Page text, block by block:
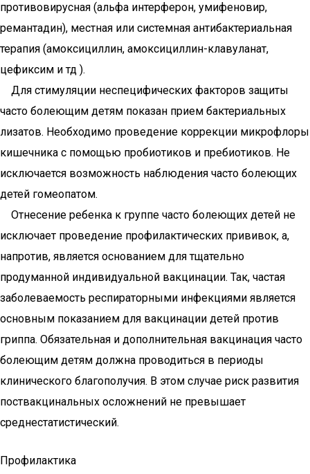
противовирусная (альфа интерферон, умифеновир,
ремантадин), местная или системная антибактериальная
терапия (амоксициллин, амоксициллин-клавуланат,
цефиксим и тд ).
Для стимуляции неспецифических факторов защиты
часто болеющим детям показан прием бактериальных
лизатов. Необходимо проведение коррекции микрофлоры
кишечника с помощью пробиотиков и пребиотиков. Не
исключается возможность наблюдения часто болеющих
детей гомеопатом.
Отнесение ребенка к группе часто болеющих детей не
исключает проведение профилактических прививок, а,
напротив, является основанием для тщательно
продуманной индивидуальной вакцинации. Так, частая
заболеваемость респираторными инфекциями является
основным показанием для вакцинации детей против
гриппа. Обязательная и дополнительная вакцинация часто
болеющим детям должна проводиться в периоды
клинического благополучия. В этом случае риск развития
поствакцинальных осложнений не превышает
среднестатистический.
Профилактика